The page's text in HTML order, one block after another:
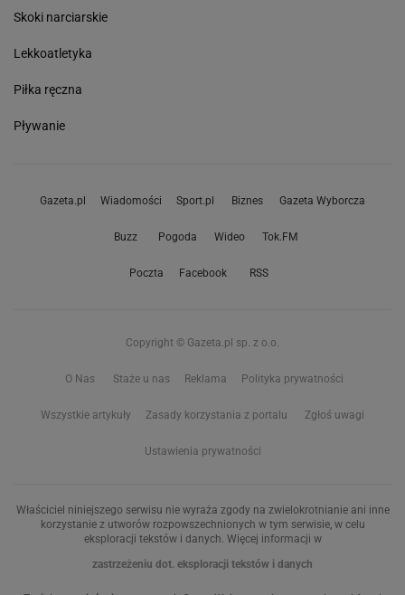
Skoki narciarskie
Lekkoatletyka
Piłka ręczna
Pływanie
Gazeta.pl Wiadomości Sport.pl Biznes Gazeta Wyborcza
Buzz Pogoda Wideo Tok.FM
Poczta Facebook RSS
Copyright © Gazeta.pl sp. z o.o.
O Nas Staże u nas Reklama Polityka prywatności
Wszystkie artykuły Zasady korzystania z portalu Zgłoś uwagi
Ustawienia prywatności
Właściciel niniejszego serwisu nie wyraża zgody na zwielokrotnianie ani inne
korzystanie z utworów rozpowszechnionych w tym serwisie, w celu
eksploracji tekstów i danych. Więcej informacji w
zastrzeżeniu dot. eksploracji tekstów i danych